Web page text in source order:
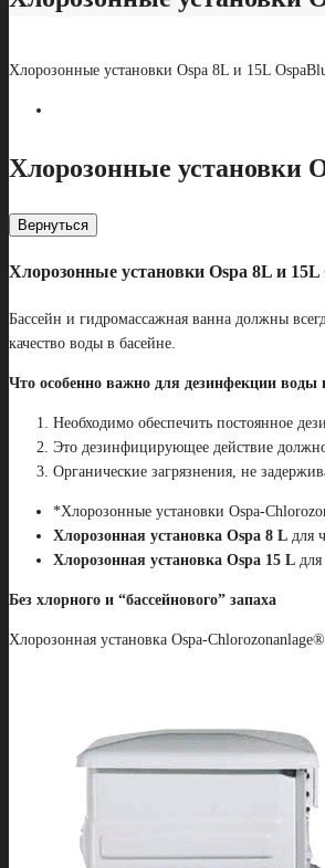
Хлорозонные установки Ospa 8L и 15L
Хлорозонные установки
Вернуться
Хлорозонные установки Ospa 8L и 15L
Бассейн и гидромассажная ванна должны
качество воды в басейне.
Что особенно важно для дезинфекции воды
Необходимо обеспечить постоянное
Это дезинфицирующее действие
Органические загрязнения, не
*Хлорозонные установки Ospa-
Хлорозонная установка Ospa 8 L для
Хлорозонная установка Ospa 15 L
Без хлорного и “бассейнового” запаха
Хлорозонная установка Ospa-